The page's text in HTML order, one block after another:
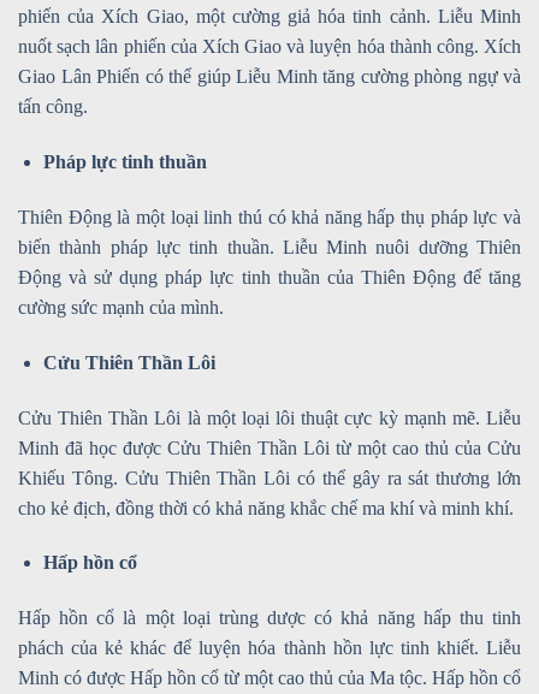
phiến của Xích Giao, một cường giả hóa tinh cảnh. Liễu Minh
nuốt sạch lân phiến của Xích Giao và luyện hóa thành công. Xích
Giao Lân Phiến có thể giúp Liễu Minh tăng cường phòng ngự và
tấn công.
Pháp lực tinh thuần
Thiên Động là một loại linh thú có khả năng hấp thụ pháp lực và
biến thành pháp lực tinh thuần. Liễu Minh nuôi dưỡng Thiên
Động và sử dụng pháp lực tinh thuần của Thiên Động để tăng
cường sức mạnh của mình.
Cửu Thiên Thần Lôi
Cửu Thiên Thần Lôi là một loại lôi thuật cực kỳ mạnh mẽ. Liễu
Minh đã học được Cửu Thiên Thần Lôi từ một cao thủ của Cửu
Khiếu Tông. Cửu Thiên Thần Lôi có thể gây ra sát thương lớn
cho kẻ địch, đồng thời có khả năng khắc chế ma khí và minh khí.
Hấp hồn cổ
Hấp hồn cổ là một loại trùng dược có khả năng hấp thu tinh
phách của kẻ khác để luyện hóa thành hồn lực tinh khiết. Liễu
Minh có được Hấp hồn cổ từ một cao thủ của Ma tộc. Hấp hồn cổ